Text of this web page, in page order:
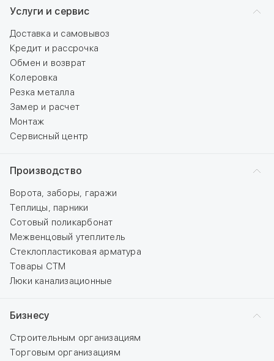
Услуги и сервис
Доставка и самовывоз
Кредит и рассрочка
Обмен и возврат
Колеровка
Резка металла
Замер и расчет
Монтаж
Сервисный центр
Производство
Ворота, заборы, гаражи
Теплицы, парники
Сотовый поликарбонат
Межвенцовый утеплитель
Стеклопластиковая арматура
Товары СТМ
Люки канализационные
Бизнесу
Строительным организациям
Торговым организациям